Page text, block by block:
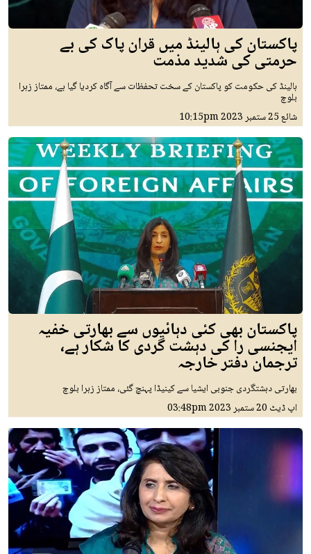
پاکستان کی ہالینڈ میں قران پاک کی بے
حرمتی کی شدید مذمت
ہالینڈ کی حکومت کو پاکستان کے سخت تحفظات سے آگاہ کردیا گیا ہے، ممتاز زہرا
بلوچ
شائع25 ستمبر 2023 10:15pm
پاکستان بھی کئی دہائیوں سے بھارتی خفیہ
ایجنسی را کی دہشت گردی کا شکار ہے،
ترجمان دفتر خارجہ
بھارتی دہشتگردی جنوبی ایشیا سے کینیڈا پہنچ گئی، ممتاز زہرا بلوچ
اپ ڈیٹ 20 ستمبر 2023 03:48pm